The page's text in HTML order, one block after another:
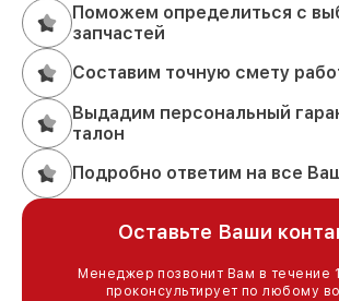
Поможем определиться с
запчастей
Составим точную смету
Выдадим персональный
талон
Подробно ответим на все
Оставьте Ваши
Менеджер позвонит Вам в течение
проконсультирует по любому